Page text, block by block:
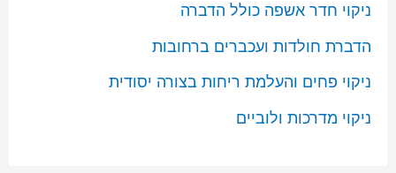
ניקוי חדר אשפה כולל הדברה
הדברת חולדות ועכברים ברחובות
ניקוי פחים והעלמת ריחות בצורה יסודית
ניקוי מדרכות ולוביים